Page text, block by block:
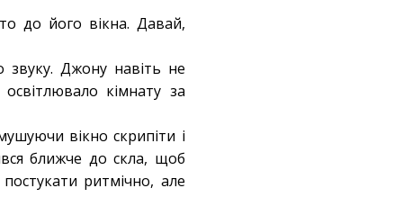
до його вікна. Давай,
звуку. Джону навіть не
кімнату за
вікно скрипіти і
ближче до скла, щоб
ритмічно, але